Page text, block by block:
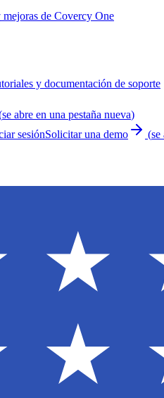
de Covercy One
y documentación de soporte
se abre en una pestaña nueva)
sesiónSolicitar una demo (se